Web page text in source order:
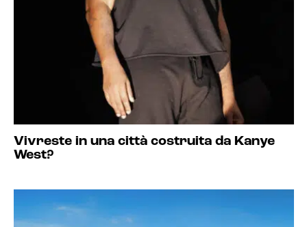
Vivreste in una città costruita da Kanye
West?